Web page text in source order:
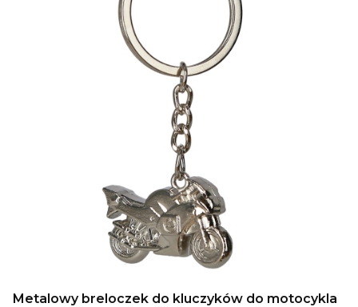
Metalowy breloczek do kluczyków do motocykla